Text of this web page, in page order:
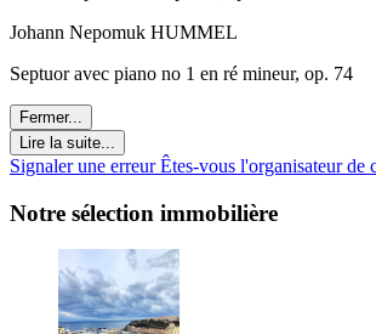
Johann Nepomuk HUMMEL
Septuor avec piano no 1 en ré mineur, op. 74
Fermer...
Lire la suite...
Signaler une erreurÊtes-vous l'organisateur de
Notre sélection immobilière